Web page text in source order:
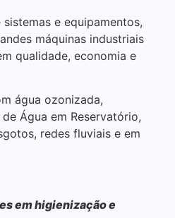
e equipamentos,
máquinas industriais
qualidade, economia e
água ozonizada,
Água em Reservatório,
redes fluviais e em
em higienização e